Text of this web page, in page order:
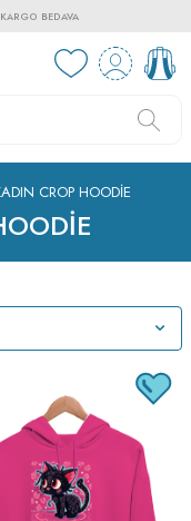
BEDAVA
CROP HOODIE